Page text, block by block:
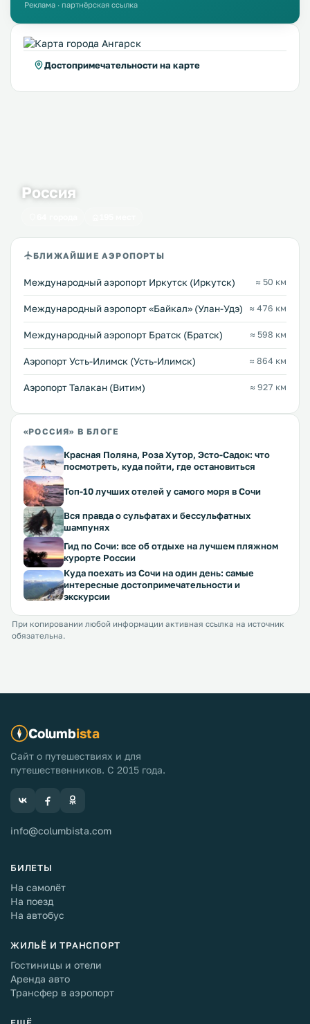
Реклама · партнёрская ссылка
Достопримечательности на карте
Россия
БЛИЖАЙШИЕ АЭРОПОРТЫ
Международный аэропорт Иркутск (Иркутск) ≈ 50 км
Международный аэропорт «Байкал» (Улан-Удэ) ≈ 476 км
Международный аэропорт Братск (Братск) ≈ 598 км
Аэропорт Усть-Илимск (Усть-Илимск) ≈ 864 км
Аэропорт Талакан (Витим) ≈ 927 км
«РОССИЯ» В БЛОГЕ
Красная Поляна, Роза Хутор, Эсто-Садок: что
посмотреть, куда пойти, где остановиться
Топ-10 лучших отелей у самого моря в Сочи
Вся правда о сульфатах и бессульфатных
шампунях
Гид по Сочи: все об отдыхе на лучшем пляжном
курорте России
Куда поехать из Сочи на один день: самые
интересные достопримечательности и
экскурсии
При копировании любой информации активная ссылка на источник
обязательна.
Columbista
Сайт о путешествиях и для
путешественников. С 2015 года.
info@columbista.com
БИЛЕТЫ
На самолёт
На поезд
На автобус
ЖИЛЬЁ И ТРАНСПОРТ
Гостиницы и отели
Аренда авто
Трансфер в аэропорт